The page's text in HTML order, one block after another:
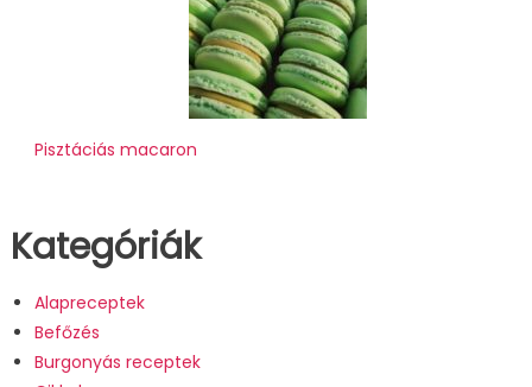
Pisztáciás macaron
Kategóriák
Alapreceptek
Befőzés
Burgonyás receptek